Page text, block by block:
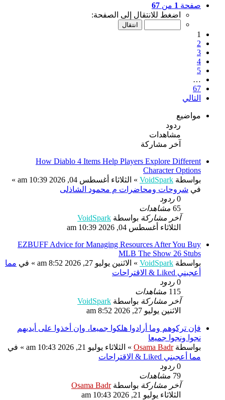
صفحة 1 من 67
اضغط للانتقال إلى الصفحة:
1
2
3
4
5
…
67
التالي
مواضيع
ردود
مشاهدات
آخر مشاركة
How Diablo 4 Items Help Players Explore Different
Character Options
بواسطة VoidSpark
» الثلاثاء أغسطس 04, 2026 10:39 am
»
في شروحات ومحاضرات م محمود الشاذلى
0 ردود
65 مشاهدات
آخر مشاركة بواسطة VoidSpark
الثلاثاء أغسطس 04, 2026 10:39 am
EZBUFF Advice for Managing Resources After You Buy
MLB The Show 26 Stubs
بواسطة VoidSpark
» الاثنين يوليو 27, 2026 8:52 am » في مما
أعجبني Liked & الاقتراحات
0 ردود
115 مشاهدات
آخر مشاركة بواسطة VoidSpark
الاثنين يوليو 27, 2026 8:52 am
فإن تركوهم وما أرادوا هلكوا جميعا، وإن أخذوا على أيديهم
نجوا ونجوا جميعا
بواسطةOsama Badr
» الثلاثاء يوليو 21, 2026 10:43 am
» في
مما أعجبني Liked & الاقتراحات
0 ردود
79 مشاهدات
آخر مشاركة بواسطةOsama Badr
الثلاثاء يوليو 21, 2026 10:43 am